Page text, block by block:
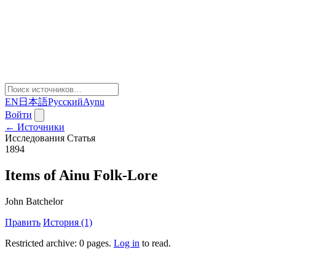
EN 日本語РусскийAynu
Войти
← Источники
Исследования Статья
1894
Items of Ainu Folk-Lore
John Batchelor
Править История (1)
Restricted archive: 0 pages. Log in to read.